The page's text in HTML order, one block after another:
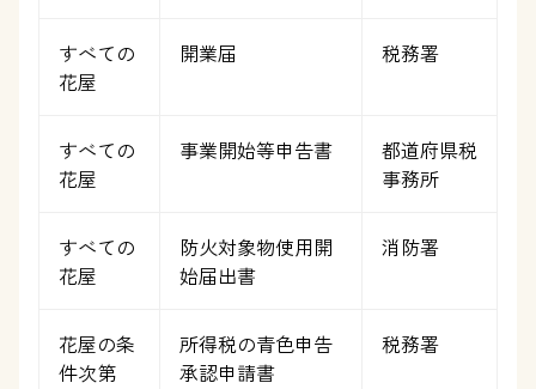
すべての
花屋
開業届 税務署
すべての
花屋
事業開始等申告書
都道府県税
事務所
すべての
花屋
防火対象物使用開
始届出書
消防署
花屋の条
件次第
所得税の青色申告
承認申請書
税務署